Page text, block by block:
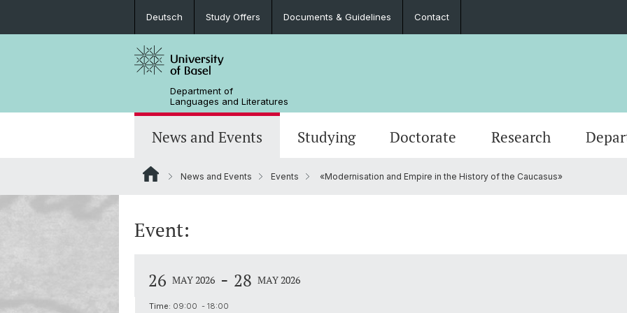
Deutsch Study Offers Documents & Guidelines Contact
Department of
Languages and Literatures
News and Events
In the Media
Studying
Student Advisory Service
Doctorate Research
Scientific Advisory Board
News and Events Events «Modernisation and Empire in the History of the Caucasus»
Event:
26 MAY 2026 - 28 MAY 2026
Time: 09:00 - 18:00